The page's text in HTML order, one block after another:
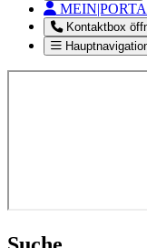
Kontaktbox